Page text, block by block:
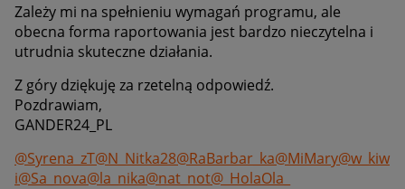
Zależy mi na spełnieniu wymagań programu, ale
obecna forma raportowania jest bardzo nieczytelna i
utrudnia skuteczne działania.
Z góry dziękuję za rzetelną odpowiedź.
Pozdrawiam,
GANDER24_PL
@Syrena_zT@N_Nitka28@RaBarbar_ka@MiMary@w_kiw
i@Sa_nova@la_nika@nat_not@_HolaOla_